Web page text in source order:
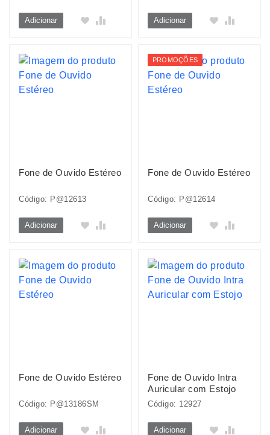
Adicionar Adicionar
Fone de Ouvido Estéreo
Código: P@12613
Adicionar
PROMOÇÕES
Fone de Ouvido Estéreo
Código: P@12614
Adicionar
Fone de Ouvido Estéreo
Código: P@13186SM
Adicionar
Fone de Ouvido Intra
Auricular com Estojo
Código: 12927
Adicionar